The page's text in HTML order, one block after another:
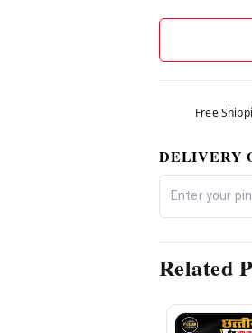
Free
DELIVERY
Related